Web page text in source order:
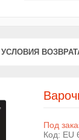
УСЛОВИЯ
Под
Код: EU